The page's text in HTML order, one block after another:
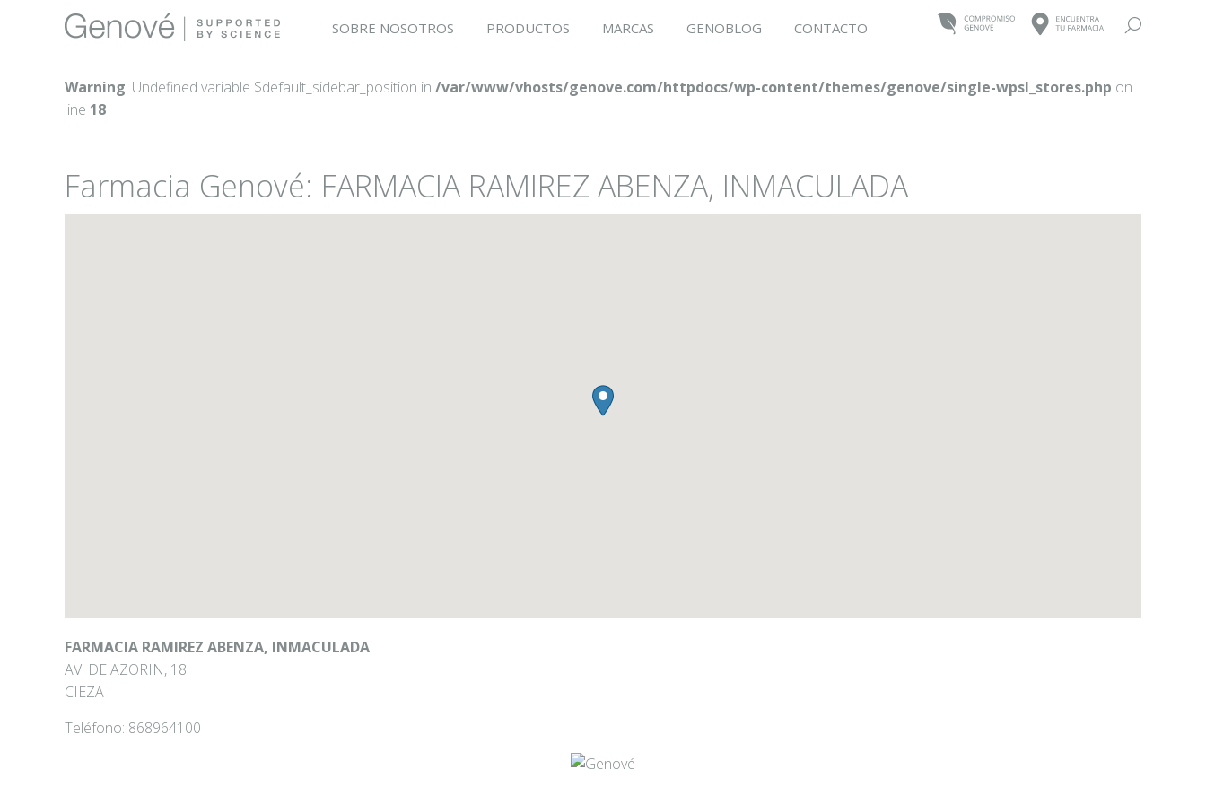
SOBRE NOSOTROS PRODUCTOS MARCAS GENOBLOG CONTACTO Buscar:
Warning: Undefined variable $default_sidebar_position in /var/www/vhosts/genove.com/httpdocs/wp-content/themes/genove/single-wpsl_stores.php on
line 18
Farmacia Genové: FARMACIA RAMIREZ ABENZA, INMACULADA
FARMACIA RAMIREZ ABENZA, INMACULADA
AV. DE AZORIN, 18
CIEZA
Teléfono: 868964100